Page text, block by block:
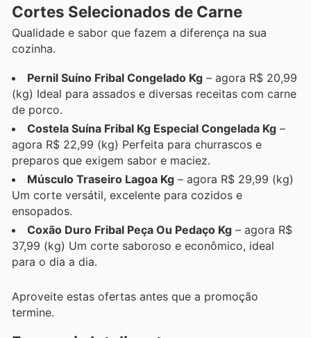
Cortes Selecionados de Carne
Qualidade e sabor que fazem a diferença na sua
cozinha.
Pernil Suíno Fribal Congelado Kg – agora R$ 20,99
(kg) Ideal para assados e diversas receitas com carne
de porco.
Costela Suína Fribal Kg Especial Congelada Kg –
agora R$ 22,99 (kg) Perfeita para churrascos e
preparos que exigem sabor e maciez.
Músculo Traseiro Lagoa Kg – agora R$ 29,99 (kg)
Um corte versátil, excelente para cozidos e
ensopados.
Coxão Duro Fribal Peça Ou Pedaço Kg – agora R$
37,99 (kg) Um corte saboroso e econômico, ideal
para o dia a dia.
Aproveite estas ofertas antes que a promoção
termine.